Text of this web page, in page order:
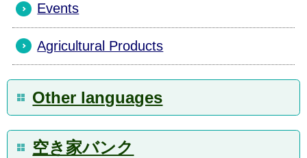
Events
Agricultural Products
Other languages
空き家バンク